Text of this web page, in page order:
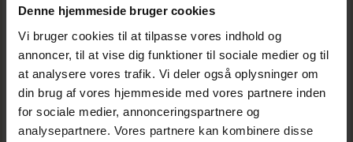
Denne hjemmeside bruger cookies
Vi bruger cookies til at tilpasse vores indhold og
annoncer, til at vise dig funktioner til sociale medier og til
at analysere vores trafik. Vi deler også oplysninger om
din brug af vores hjemmeside med vores partnere inden
for sociale medier, annonceringspartnere og
analysepartnere. Vores partnere kan kombinere disse
NEGLE SLIBER B&B SØLV VAND